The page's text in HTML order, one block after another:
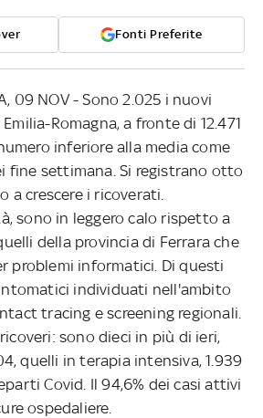
Fonti Preferite
09 NOV - Sono 2.025 i nuovi
Romagna, a fronte di 12.471
inferiore alla media come
fine settimana. Si registrano otto
a crescere i ricoverati.
sono in leggero calo rispetto a
della provincia di Ferrara che
problemi informatici. Di questi
individuati nell'ambito
tracing e screening regionali.
sono dieci in più di ieri,
quelli in terapia intensiva, 1.939
Covid. Il 94,6% dei casi attivi
ospedaliere.